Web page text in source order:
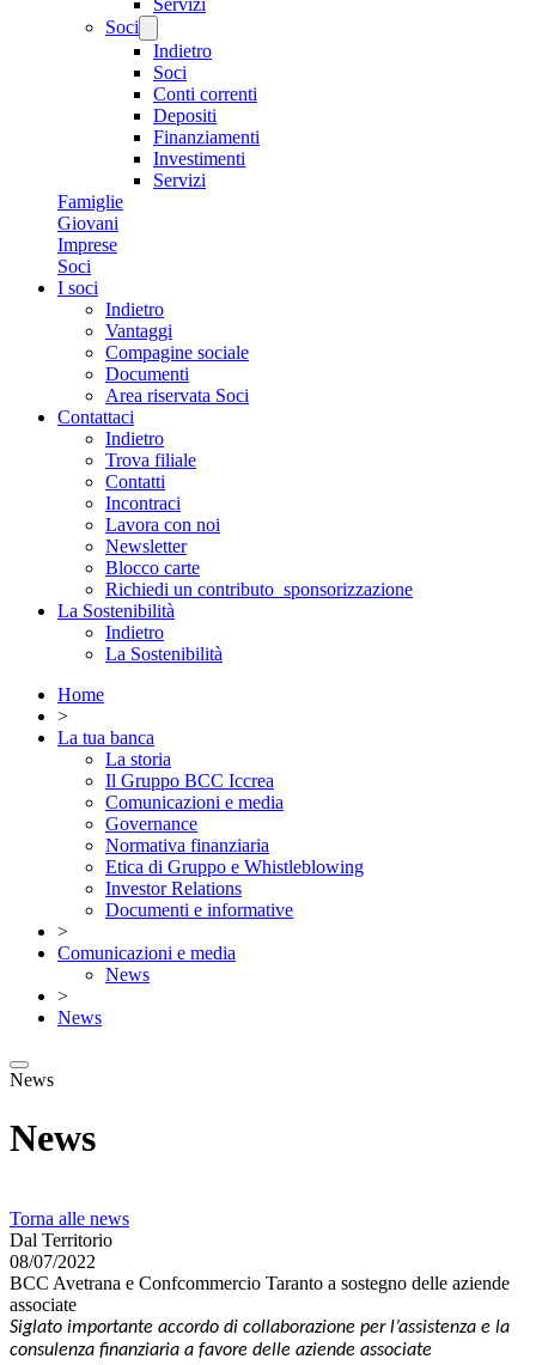
Servizi
Soci
Indietro
Soci
Conti correnti
Depositi
Finanziamenti
Investimenti
Servizi
Famiglie
Giovani
Imprese
Soci
I soci
Indietro
Vantaggi
Compagine sociale
Documenti
Area riservata Soci
Contattaci
Indietro
Trova filiale
Contatti
Incontraci
Lavora con noi
Newsletter
Blocco carte
Richiedi un contributo_sponsorizzazione
La Sostenibilità
Indietro
La Sostenibilità
Home
>
La tua banca
La storia
Il Gruppo BCC Iccrea
Comunicazioni e media
Governance
Normativa finanziaria
Etica di Gruppo e Whistleblowing
Investor Relations
Documenti e informative
>
Comunicazioni e media
News
>
News
News
News
Torna alle news
Dal Territorio
08/07/2022
BCC Avetrana e Confcommercio Taranto a sostegno delle aziende
associate
Siglato importante accordo di collaborazione per l’assistenza e la
consulenza finanziaria a favore delle aziende associate